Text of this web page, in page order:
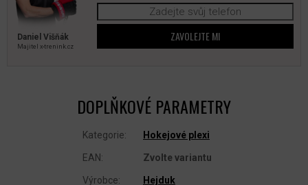
Daniel Višňák
Majitel x‑trenink.cz
ZAVOLEJTE MI
DOPLŇKOVÉ PARAMETRY
Kategorie: Hokejové plexi
EAN: Zvolte variantu
Výrobce: Hejduk